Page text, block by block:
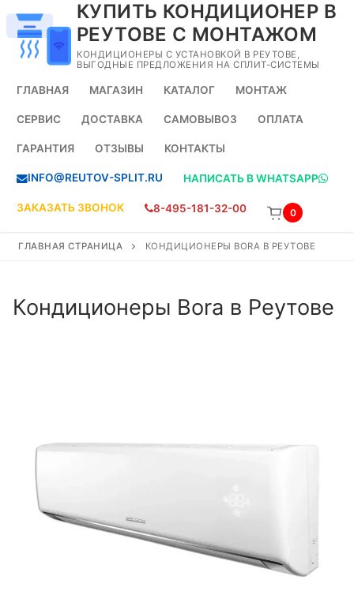
содержимому
КУПИТЬ КОНДИЦИОНЕР В
РЕУТОВЕ С МОНТАЖОМ
КОНДИЦИОНЕРЫ С УСТАНОВКОЙ В РЕУТОВЕ,
ВЫГОДНЫЕ ПРЕДЛОЖЕНИЯ НА СПЛИТ-СИСТЕМЫ
ГЛАВНАЯ МАГАЗИН КАТАЛОГ МОНТАЖ
СЕРВИС ДОСТАВКА САМОВЫВОЗ ОПЛАТА
ГАРАНТИЯ ОТЗЫВЫ КОНТАКТЫ
INFO@REUTOV-SPLIT.RU НАПИСАТЬ В WHATSAPP
ЗАКАЗАТЬ ЗВОНОК 8-495-181-32-00 0
ГЛАВНАЯ СТРАНИЦА КОНДИЦИОНЕРЫ BORA В РЕУТОВЕ
Кондиционеры Bora в Реутове